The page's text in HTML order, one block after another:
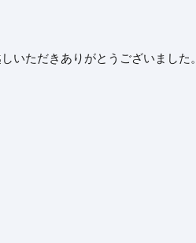
ただきありがとうございました。